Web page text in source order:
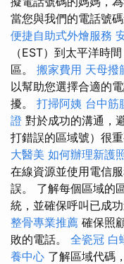
當您與我們的電話號
便捷自助式外燴服務
（EST）到太平洋時
區。 搬家費用 天母撥
以幫助您選擇合適的
擾。 打掃阿姨 台中筋
證 對於成功的溝通，
打錯誤的區域號）很重
大醫美 如何辦理新護
在線資源並使用電信
誤。 了解每個區域的
統，並確保呼叫已成功
整骨專業推薦 確保照
敗的電話。 全瓷冠 白
養中心 了解區域代碼